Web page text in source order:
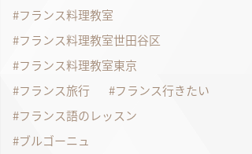
フランス料理教室
フランス料理教室世田谷区
フランス料理教室東京
フランス旅行
フランス行きたい
フランス語のレッスン
ブルゴーニュ